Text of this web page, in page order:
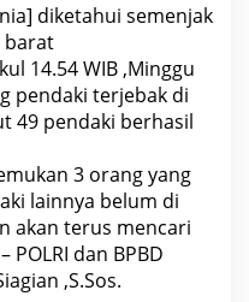
diketahui semenjak
barat
14.54 WIB ,Minggu
pendaki terjebak di
49 pendaki berhasil
3 orang yang
lainnya belum di
akan terus mencari
dan BPBD
,S.Sos.